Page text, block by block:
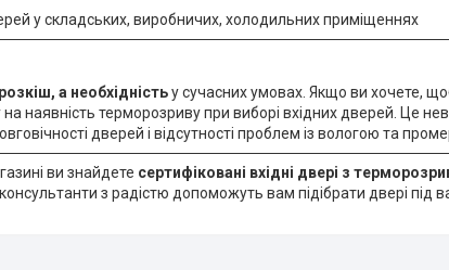
у складських, виробничих, холодильних приміщеннях
а необхідністьу сучасних умовах. Якщо ви хочете,
наявність терморозриву при виборі вхідних дверей. Це
дверей і відсутності проблем із вологою та
ви знайдете сертифіковані вхідні двері з
з радістю допоможуть вам підібрати двері під